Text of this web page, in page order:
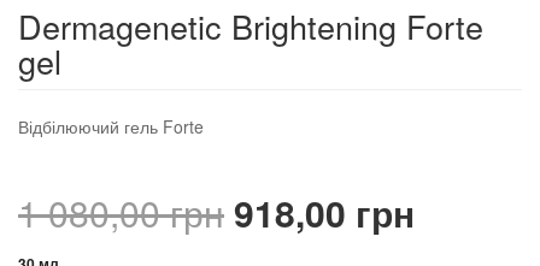
Dermagenetic Brightening Forte
gel
Відбілюючий гель Forte
1 080,00грнОригінальна
918,00 грн